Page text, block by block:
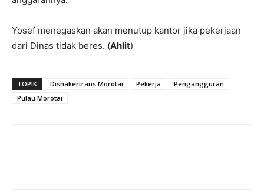
Yosef menegaskan akan menutup kantor jika pekerjaan
dari Dinas tidak beres. (Ahlit)
TOPIK Disnakertrans Morotai Pekerja
Pengangguran
Pulau Morotai